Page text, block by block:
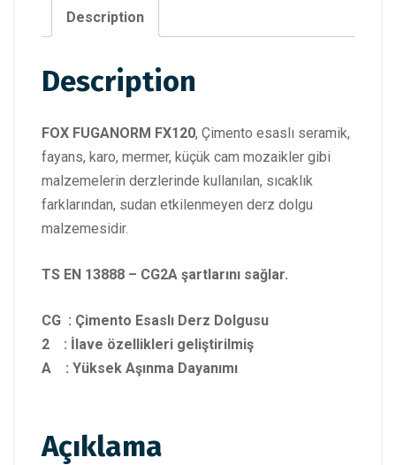
Description
Description
FOX FUGANORM FX120, Çimento esaslı seramik,
fayans, karo, mermer, küçük cam mozaikler gibi
malzemelerin derzlerinde kullanılan, sıcaklık
farklarından, sudan etkilenmeyen derz dolgu
malzemesidir.
TS EN 13888 – CG2A şartlarını sağlar.
CG : Çimento Esaslı Derz Dolgusu
2 : İlave özellikleri geliştirilmiş
A : Yüksek Aşınma Dayanımı
Açıklama